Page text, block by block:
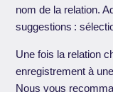
nom de la relation.
suggestions :
Une fois la relation
enregistrement à une
Nous vous